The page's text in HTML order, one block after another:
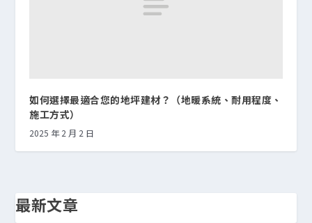
如何選擇最適合您的地坪建材？（地暖系統、耐用程度、
施工方式）
2025 年 2 月 2 日
最新文章